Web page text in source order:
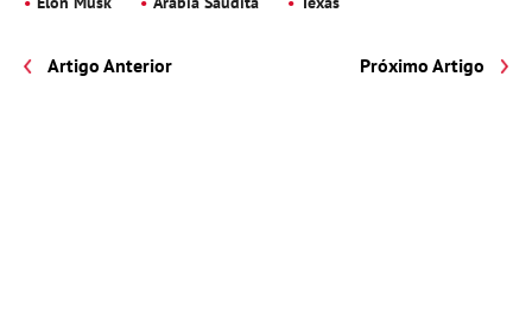
Artigo Anterior Próximo Artigo